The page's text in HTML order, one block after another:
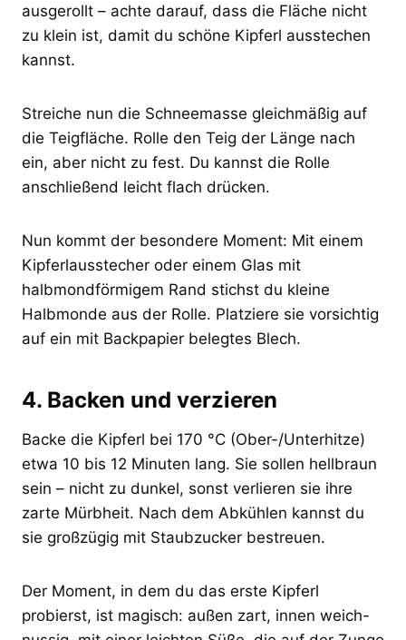
ausgerollt – achte darauf, dass die Fläche nicht
zu klein ist, damit du schöne Kipferl ausstechen
kannst.
Streiche nun die Schneemasse gleichmäßig auf
die Teigfläche. Rolle den Teig der Länge nach
ein, aber nicht zu fest. Du kannst die Rolle
anschließend leicht flach drücken.
Nun kommt der besondere Moment: Mit einem
Kipferlausstecher oder einem Glas mit
halbmondförmigem Rand stichst du kleine
Halbmonde aus der Rolle. Platziere sie vorsichtig
auf ein mit Backpapier belegtes Blech.
4. Backen und verzieren
Backe die Kipferl bei 170 °C (Ober-/Unterhitze)
etwa 10 bis 12 Minuten lang. Sie sollen hellbraun
sein – nicht zu dunkel, sonst verlieren sie ihre
zarte Mürbheit. Nach dem Abkühlen kannst du
sie großzügig mit Staubzucker bestreuen.
Der Moment, in dem du das erste Kipferl
probierst, ist magisch: außen zart, innen weich-